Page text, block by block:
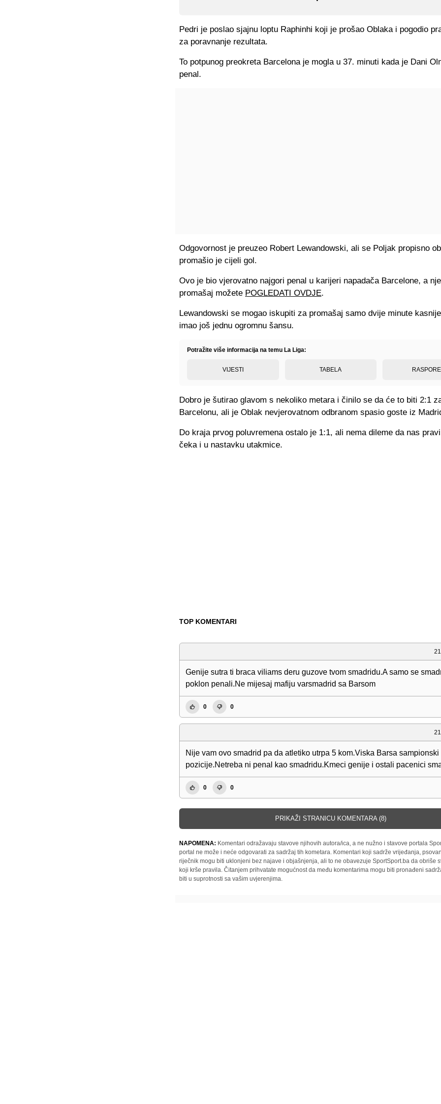
Pedri je poslao sjajnu loptu Raphinhi koji je prošao Oblaka i pogodio
za poravnanje rezultata.
To potpunog preokreta Barcelona je mogla u 37. minuti kada je Dani
penal.
Odgovornost je preuzeo Robert Lewandowski, ali se Poljak propisno
promašio je cijeli gol.
Ovo je bio vjerovatno najgori penal u karijeri napadača Barcelone, a
promašaj možete POGLEDATI OVDJE.
Lewandowski se mogao iskupiti za promašaj samo dvije minute
imao još jednu ogromnu šansu.
Potražite više informacija na temu La Liga:
VIJESTI TABELA
Dobro je šutirao glavom s nekoliko metara i činilo se da će to biti 2:1
Barcelonu, ali je Oblak nevjerovatnom odbranom spasio goste iz
Do kraja prvog poluvremena ostalo je 1:1, ali nema dileme da nas
čeka i u nastavku utakmice.
TOP KOMENTARI
Genije sutra ti braca viliams deru guzove tvom smadridu.A samo se
poklon penali.Ne mijesaj mafiju varsmadrid sa Barsom
0 0
Nije vam ovo smadrid pa da atletiko utrpa 5 kom.Viska Barsa sampionski
pozicije.Netreba ni penal kao smadridu.Kmeci genije i ostali pacenici
0 0
PRIKAŽI STRANICU KOMENTARA (8)
NAPOMENA: Komentari odražavaju stavove njihovih autora/ica, a ne nužno i stavove portala
portal ne može i neće odgovarati za sadržaj tih kometara. Komentari koji sadrže vrijeđanja,
riječnik mogu biti uklonjeni bez najave i objašnjenja, ali to ne obavezuje SportSport.ba da obriše
koji krše pravila. Čitanjem prihvatate mogućnost da među komentarima mogu biti pronađeni
biti u suprotnosti sa vašim uvjerenjima.